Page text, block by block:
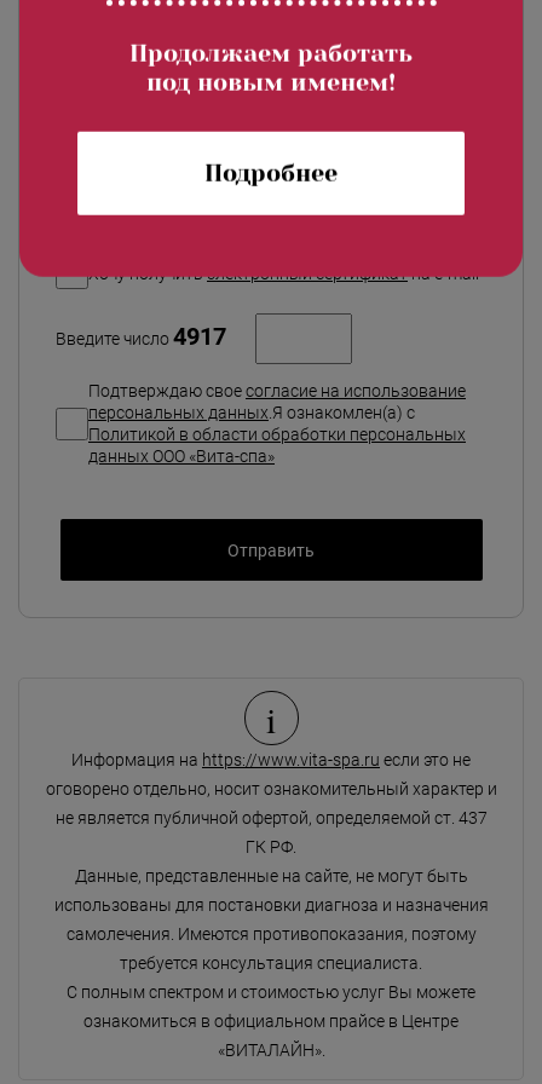
Хочу получитьэлектронный сертификатна e-mail
Введите число 4917
Подтверждаю своесогласие на использование
персональных данных .Я ознакомлен(а) с
Политикой в области обработки персональных
данных ООО «Вита-спа»
i
Информация на https://www.vita-spa.ru если это не
оговорено отдельно, носит ознакомительный характер и
не является публичной офертой, определяемой ст. 437
ГК РФ.
Данные, представленные на сайте, не могут быть
использованы для постановки диагноза и назначения
самолечения. Имеются противопоказания, поэтому
требуется консультация специалиста.
С полным спектром и стоимостью услуг Вы можете
ознакомиться в официальном прайсе в Центре
«ВИТАЛАЙН».
Продолжаем работать
под новым именем!
Подробнее